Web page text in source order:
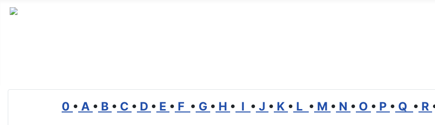
0 • A • B • C • D • E • F • G • H • I • J • K • L • M • N • O • P • Q • R